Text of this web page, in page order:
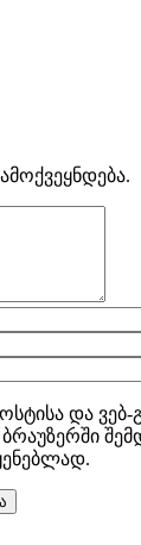
და ვებ-
ბრაუზერში